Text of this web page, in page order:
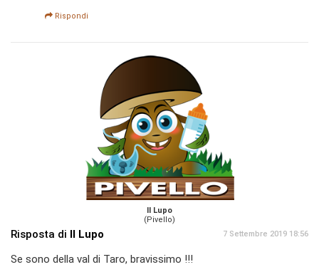
Rispondi
Il Lupo
(Pivello)
Risposta di Il Lupo 7 Settembre 2019 18:56
Se sono della val di Taro, bravissimo !!!